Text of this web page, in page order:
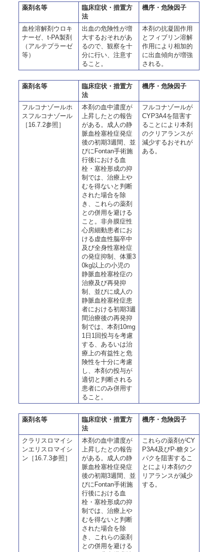
薬剤名等
臨床症状・措置方
法
機序・危険因子
血栓溶解剤ウロキ
ナーゼ、t-PA製剤
（アルテプラーゼ
等）
出血の危険性が増
大するおそれがあ
るので、観察を十
分に行い、注意す
ること。
本剤の抗凝固作用
とフィブリン溶解
作用により相加的
に出血傾向が増強
される。
薬剤名等
臨床症状・措置方
法
機序・危険因子
フルコナゾールホ
スフルコナゾール
［16.7.2参照］
本剤の血中濃度が
上昇したとの報告
がある。成人の静
脈血栓塞栓症発症
後の初期3週間、並
びにFontan手術施
行後における血
栓・塞栓形成の抑
制では、治療上や
むを得ないと判断
された場合を除
き、これらの薬剤
との併用を避ける
こと。非弁膜症性
心房細動患者にお
ける虚血性脳卒中
及び全身性塞栓症
の発症抑制、体重3
0kg以上の小児の
静脈血栓塞栓症の
治療及び再発抑
制、並びに成人の
静脈血栓塞栓症患
者における初期3週
間治療後の再発抑
制では、本剤10mg
1日1回投与を考慮
する、あるいは治
療上の有益性と危
険性を十分に考慮
し、本剤の投与が
適切と判断される
患者にのみ併用す
ること。
フルコナゾールが
CYP3A4を阻害す
ることにより本剤
のクリアランスが
減少するおそれが
ある。
薬剤名等
臨床症状・措置方
法
機序・危険因子
クラリスロマイシ
ンエリスロマイシ
ン［16.7.3参照］
本剤の血中濃度が
上昇したとの報告
がある。成人の静
脈血栓塞栓症発症
後の初期3週間、並
びにFontan手術施
行後における血
栓・塞栓形成の抑
制では、治療上や
むを得ないと判断
された場合を除
き、これらの薬剤
との併用を避ける
これらの薬剤がCY
P3A4及びP-糖タン
パクを阻害するこ
とにより本剤のク
リアランスが減少
する。